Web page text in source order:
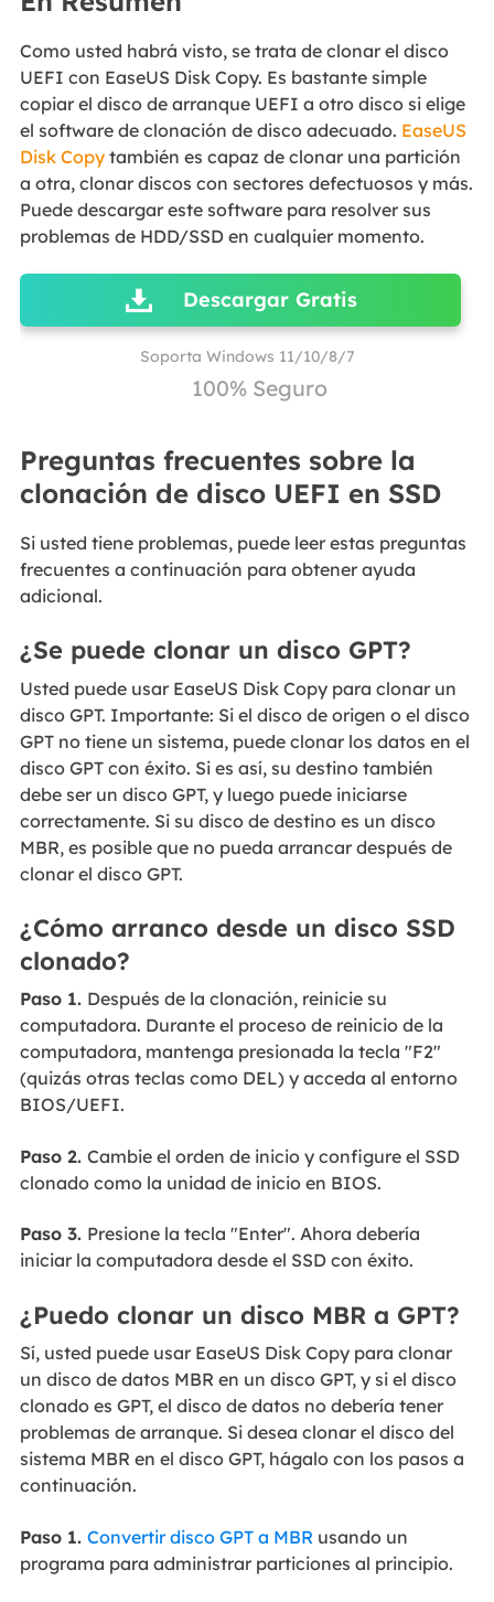
Como usted habrá visto, se trata de clonar el disco
UEFI con EaseUS Disk Copy. Es bastante simple
copiar el disco de arranque UEFI a otro disco si elige
el software de clonación de disco adecuado. EaseUS
Disk Copytambién es capaz de clonar una partición
a otra, clonar discos con sectores defectuosos y más.
Puede descargar este software para resolver sus
problemas de HDD/SSD en cualquier momento.
Descargar Gratis
Soporta Windows 11/10/8/7
100% Seguro
Preguntas frecuentes sobre la
clonación de disco UEFI en SSD
Si usted tiene problemas, puede leer estas preguntas
frecuentes a continuación para obtener ayuda
adicional.
¿Se puede clonar un disco GPT?
Usted puede usar EaseUS Disk Copy para clonar un
disco GPT. Importante: Si el disco de origen o el disco
GPT no tiene un sistema, puede clonar los datos en el
disco GPT con éxito. Si es así, su destino también
debe ser un disco GPT, y luego puede iniciarse
correctamente. Si su disco de destino es un disco
MBR, es posible que no pueda arrancar después de
clonar el disco GPT.
¿Cómo arranco desde un disco SSD
clonado?
Paso 1. Después de la clonación, reinicie su
computadora. Durante el proceso de reinicio de la
computadora, mantenga presionada la tecla "F2"
(quizás otras teclas como DEL) y acceda al entorno
BIOS/UEFI.
Paso 2. Cambie el orden de inicio y configure el SSD
clonado como la unidad de inicio en BIOS.
Paso 3. Presione la tecla "Enter". Ahora debería
iniciar la computadora desde el SSD con éxito.
¿Puedo clonar un disco MBR a GPT?
Sí, usted puede usar EaseUS Disk Copy para clonar
un disco de datos MBR en un disco GPT, y si el disco
clonado es GPT, el disco de datos no debería tener
problemas de arranque. Si desea clonar el disco del
sistema MBR en el disco GPT, hágalo con los pasos a
continuación.
Paso 1. Convertir disco GPT a MBR usando un
programa para administrar particiones al principio.